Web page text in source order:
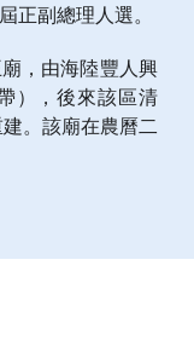
正副總理人選。
，由海陸豐人興
），後來該區清
。該廟在農曆二